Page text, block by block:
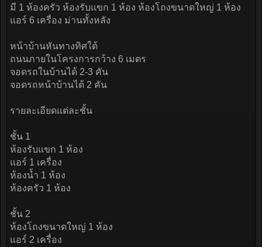
มี 1 ห้องครัว ห้องรับแขก 1 ห้อง ห้องโถงขนาดใหญ่ 1 ห้อง
แอร์ 6 เครื่อง ม่านทั้งหลัง
หน้าบ้านหันทางทิศใต้
ถนนภายในโครงการกว้าง 6 เมตร
จอดรถในบ้านได้ 2-3 คัน
จอดรถหน้าบ้านได้ 2 คัน
รายละเอียดแต่ละชั้น
ชั้น 1
ห้องรับแขก 1 ห้อง
แอร์ 1 เครื่อง
ห้องน้ำ 1 ห้อง
ห้องครัว 1 ห้อง
ชั้น 2
ห้องโถงขนาดใหญ่ 1 ห้อง
แอร์ 2 เครื่อง